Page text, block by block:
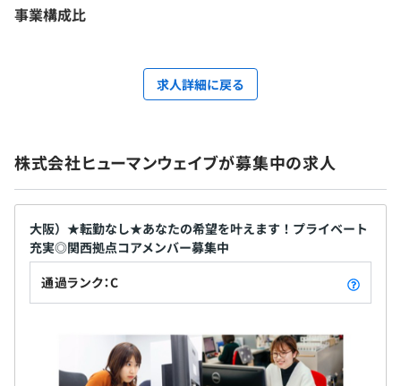
事業構成比
求人詳細に戻る
株式会社ヒューマンウェイブが募集中の求人
大阪）★転勤なし★あなたの希望を叶えます！プライベート
充実◎関西拠点コアメンバー募集中
通過ランク：C